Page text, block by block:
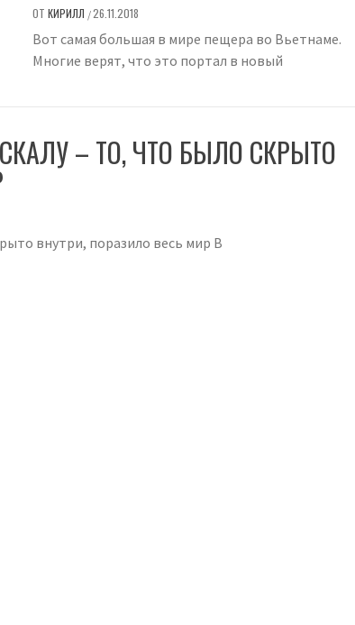
ОТ КИРИЛЛ /26.11.2018
Вот самая большая в мире пещера во Вьетнаме.
Многие верят, что это портал в новый
– ТО, ЧТО БЫЛО СКРЫТО
внутри, поразило весь мир В